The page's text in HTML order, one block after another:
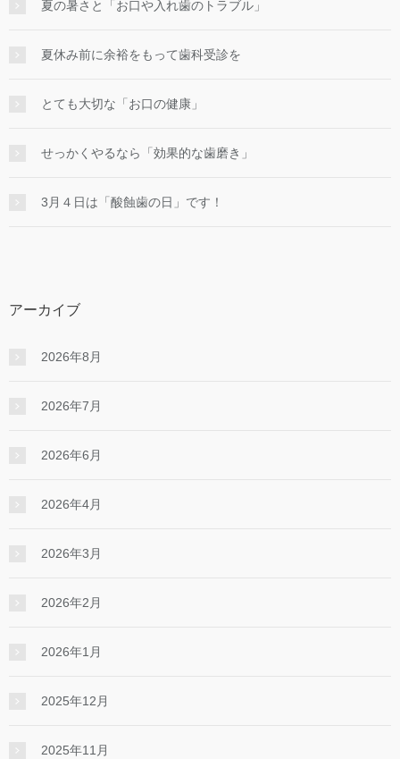
夏の暑さと「お口や入れ歯のトラブル」
夏休み前に余裕をもって歯科受診を
とても大切な「お口の健康」
せっかくやるなら「効果的な⻭磨き」
3月４日は「酸蝕歯の日」です！
アーカイブ
2026年8月
2026年7月
2026年6月
2026年4月
2026年3月
2026年2月
2026年1月
2025年12月
2025年11月